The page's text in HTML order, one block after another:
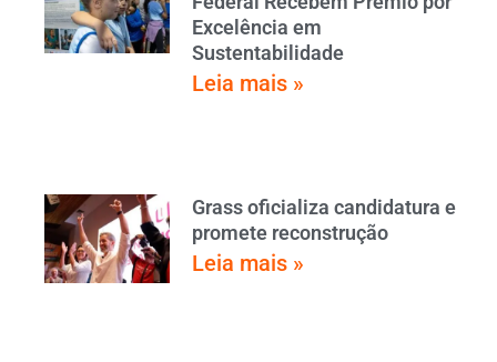
Excelência em
Sustentabilidade
Leia mais »
Grass oficializa candidatura e
promete reconstrução
Leia mais »